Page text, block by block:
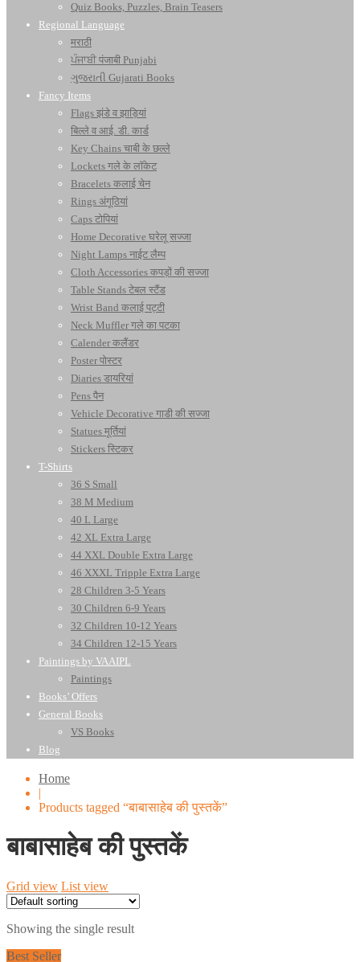
Quiz Books, Puzzles, Brain Teasers
Regional Language
मराठी
ਪੰਜਾਬੀ पंजाबी Punjabi
ગુજરાતી Gujarati Books
Fancy Items
Flags झंडे व झाड़ियां
बिल्ले व आई. डी. कार्ड
Key Chains चाबी के छल्ले
Lockets गले के लॉकेट
Bracelets कलाई चेन
Rings अंगूठियां
Caps टोपियां
Home Decorative घरेलू सज्जा
Night Lamps नाईट लैम्प
Cloth Accessories कपड़ों की सज्जा
Table Stands टेबल स्टैंड
Wrist Band कलाई पट्टी
Neck Muffler गले का पटका
Calender कलैंडर
Poster पोस्टर
Diaries डायरियां
Pens पैन
Vehicle Decorative गाडी की सज्जा
Statues मूर्तियां
Stickers स्टिकर
T-Shirts
36 S Small
38 M Medium
40 L Large
42 XL Extra Large
44 XXL Double Extra Large
46 XXXL Tripple Extra Large
28 Children 3-5 Years
30 Children 6-9 Years
32 Children 10-12 Years
34 Children 12-15 Years
Paintings by VAAIPL
Paintings
Books’ Offers
General Books
VS Books
Blog
Home
|
Products tagged “बाबासाहेब की पुस्तकें”
बाबासाहेब की पुस्तकें
Grid view List view
Showing the single result
Best Seller